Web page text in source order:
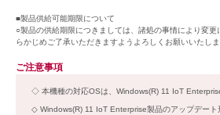
■製品供給可能期限について
○製品の供給期限につきましては、諸処の事情により変
らかじめご了承いただきますようよろしくお願いいたしま
ご注意事項
本機種の対応OSは、Windows(R) 11 IoT
Windows(R) 11 IoT Enterprise製品のアップデー